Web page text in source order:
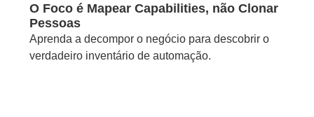
O Foco é Mapear Capabilities, não Clonar
Pessoas
Aprenda a decompor o negócio para descobrir o
verdadeiro inventário de automação.